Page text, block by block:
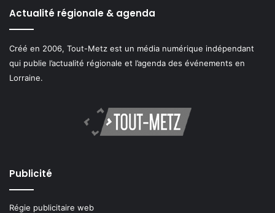
Actualité régionale & agenda
Créé en 2006, Tout-Metz est un média numérique indépendant
qui publie l’actualité régionale et l’agenda des événements en
Lorraine.
Publicité
Régie publicitaire web